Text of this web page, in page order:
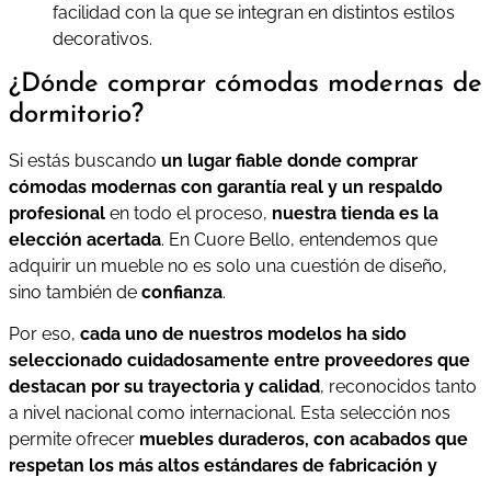
facilidad con la que se integran en distintos estilos
decorativos.
¿Dónde comprar cómodas modernas de
dormitorio?
Si estás buscando un lugar fiable donde comprar
cómodas modernas con garantía real y un respaldo
profesional en todo el proceso, nuestra tienda es la
elección acertada. En Cuore Bello, entendemos que
adquirir un mueble no es solo una cuestión de diseño,
sino también de confianza.
Por eso, cada uno de nuestros modelos ha sido
seleccionado cuidadosamente entre proveedores que
destacan por su trayectoria y calidad, reconocidos tanto
a nivel nacional como internacional. Esta selección nos
permite ofrecer muebles duraderos, con acabados que
respetan los más altos estándares de fabricación y